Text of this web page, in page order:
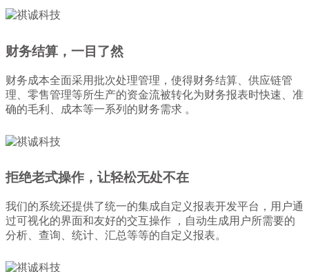
财务结算，一目了然
财务成本全面采用批次处理管理，使得财务结算、供应链管
理、零售管理等所生产的资金流被转化为财务报表时快速、准
确的毛利、成本等一系列的财务需求 。
拒绝老式操作，让轻松无处不在
我们的系统还提供了统一的集成自定义报表开发平台，用户通
过可视化的界面和友好的交互操作 ，自动生成用户所需要的
分析、查询、统计、汇总等等的自定义报表。